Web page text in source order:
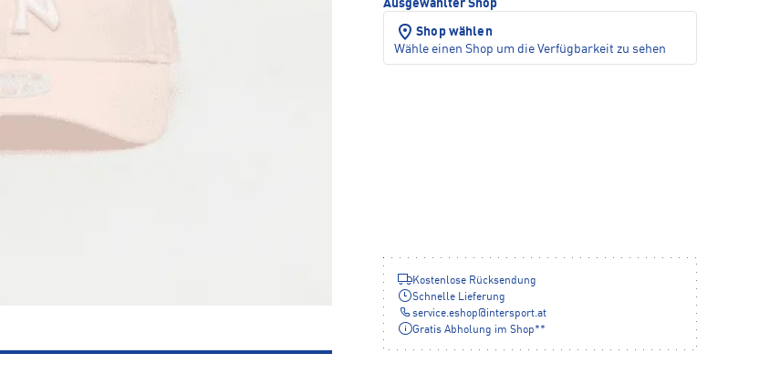
Ausgewählter Shop
Shop wählen
Wähle einen Shop um die Verfügbarkeit zu sehen
Kostenlose Rücksendung
Schnelle Lieferung
service.eshop@intersport.at
Gratis Abholung im Shop**